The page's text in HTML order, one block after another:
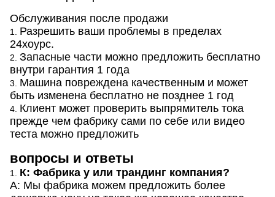
Обслуживания после продажи
1. Разрешить ваши проблемы в пределах
24хоурс.
2. Запасные части можно предложить бесплатно
внутри гарантия 1 года
3. Машина повреждена качественным и может
быть изменена бесплатно не позднее 1 год
4. Клиент может проверить выпрямитель тока
прежде чем фабрику сами по себе или видео
теста можно предложить
вопросы и ответы
1. К: Фабрика у или трандинг компания?
А: Мы фабрика можем предложить более